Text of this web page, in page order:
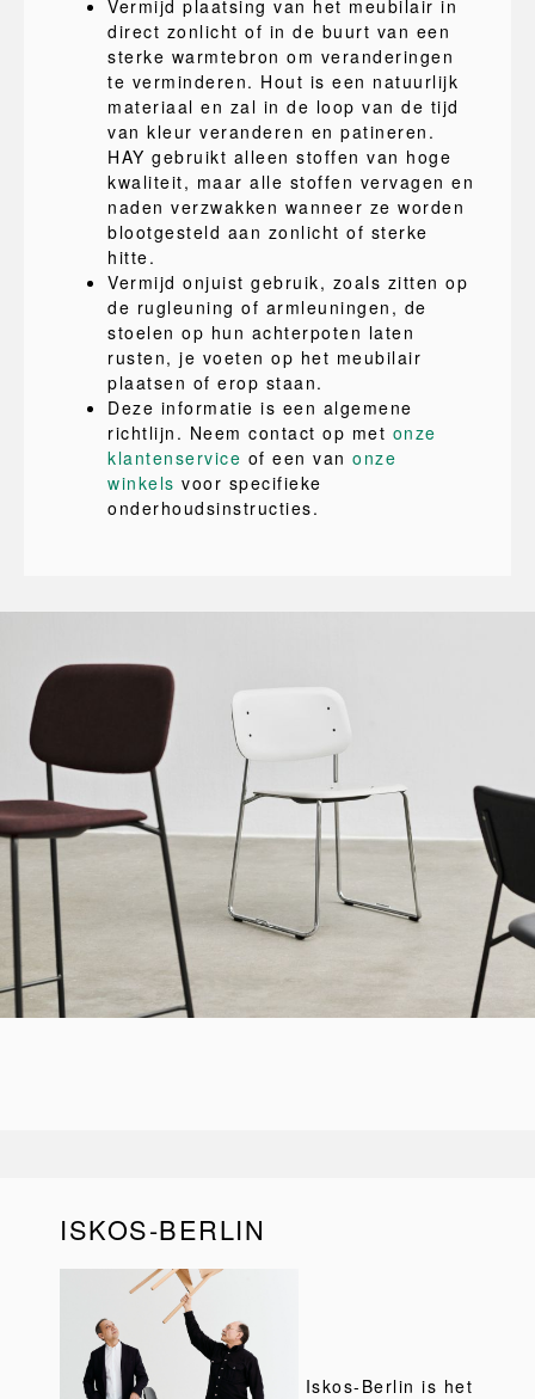
Vermijd plaatsing van het meubilair in
direct zonlicht of in de buurt van een
sterke warmtebron om veranderingen
te verminderen. Hout is een natuurlijk
materiaal en zal in de loop van de tijd
van kleur veranderen en patineren.
HAY gebruikt alleen stoffen van hoge
kwaliteit, maar alle stoffen vervagen en
naden verzwakken wanneer ze worden
blootgesteld aan zonlicht of sterke
hitte.
Vermijd onjuist gebruik, zoals zitten op
de rugleuning of armleuningen, de
stoelen op hun achterpoten laten
rusten, je voeten op het meubilair
plaatsen of erop staan.
Deze informatie is een algemene
richtlijn. Neem contact op met onze
klantenservice of een van onze
winkels voor specifieke
onderhoudsinstructies.
ISKOS-BERLIN
Iskos-Berlin is het